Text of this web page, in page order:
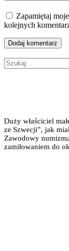
Zapamiętaj
kolejnych
Szukaj...
Duży właściciel
ze Szwecji”, jak
Zawodowy
zamiłowaniem do